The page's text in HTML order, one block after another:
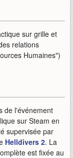
sur grille et
relations
Humaines")
de l'événement
sur Steam en
supervisée par
Helldivers 2. La
est fixée au